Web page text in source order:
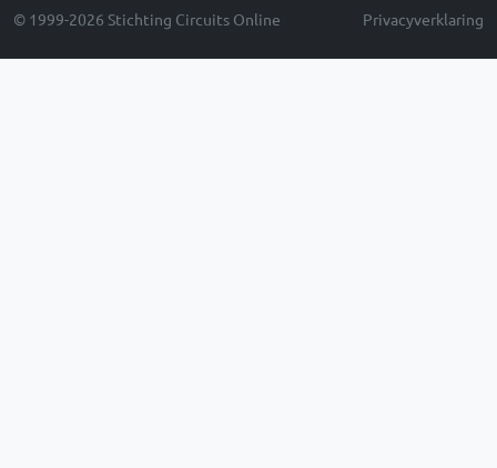
© 1999-2026 Stichting Circuits Online Privacyverklaring